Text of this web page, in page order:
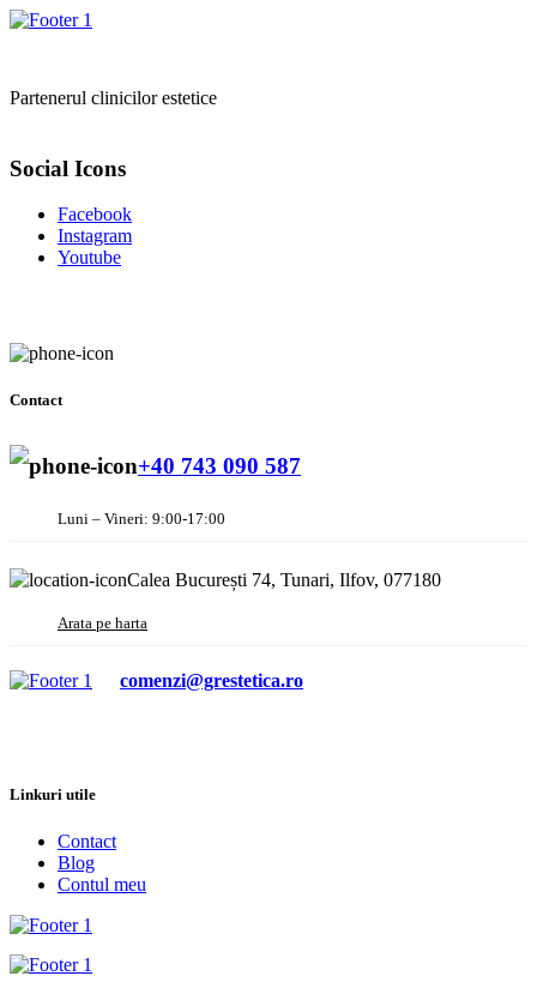
Partenerul clinicilor estetice
Social Icons
Facebook
Instagram
Youtube
Contact
+40 743 090 587
Luni – Vineri: 9:00-17:00
Calea București 74, Tunari, Ilfov, 077180
Arata pe harta
comenzi@grestetica.ro
Linkuri utile
Contact
Blog
Contul meu